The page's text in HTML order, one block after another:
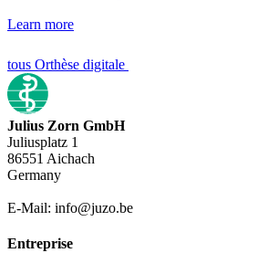
Learn more
tous Orthèse digitale
Julius Zorn GmbH
Juliusplatz 1
86551 Aichach
Germany
E-Mail: info@juzo.be
Entreprise